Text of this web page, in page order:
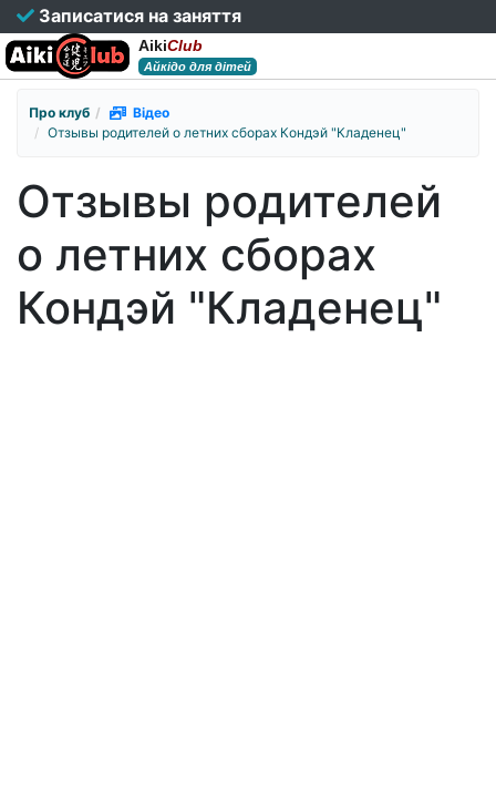
Записатися на заняття
AikiClub
Айкідо для дітей
Про клуб
Відео
Отзывы родителей о летних сборах Кондэй "Кладенец"
Отзывы родителей
о летних сборах
Кондэй "Кладенец"